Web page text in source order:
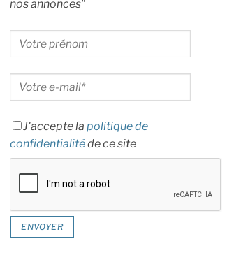
nos annonces"
J'accepte la politique de
confidentialitéde ce site